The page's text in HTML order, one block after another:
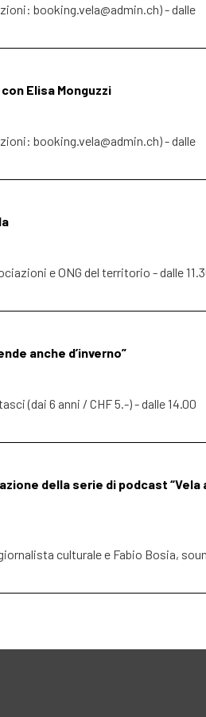
booking.vela@admin.ch) - dalle
Elisa Monguzzi
booking.vela@admin.ch) - dalle
e ONG del territorio - dalle
anche d’inverno”
(dai 6 anni / CHF 5.-) - dalle 14.00
della serie di podcast “Vela
culturale e Fabio Bosia,